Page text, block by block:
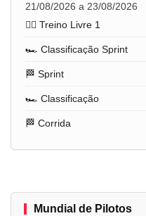
21/08/2026 a 23/08/2026
🏋️‍♂️ Treino Livre 1
🏎️ Classificação Sprint
🏁 Sprint
🏎️ Classificação
🏁 Corrida
Mundial de Pilotos